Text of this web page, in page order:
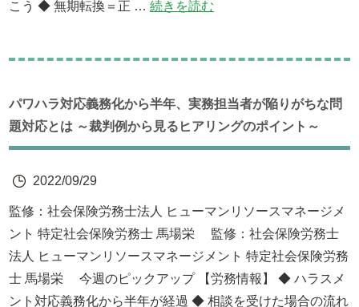
こう ◆ 無期転換＝正 …続きを読む
パワハラ対応義務化から半年、実務担当者が陥りがちな問
題対応とは ～裁判例から見るヒアリングのポイント～
2022/09/29
監修：社会保険労務士法人 ヒューマンリソースマネージメ
ント 特定社会保険労務士 馬場栄 監修：社会保険労務士
法人 ヒューマンリソースマネージメント 特定社会保険労務
士 馬場栄 今週のピックアップ 【労務情報】 ◆ ハラスメ
ント対応義務化から半年が経過 ◆ 相談を受けた場合の流れ